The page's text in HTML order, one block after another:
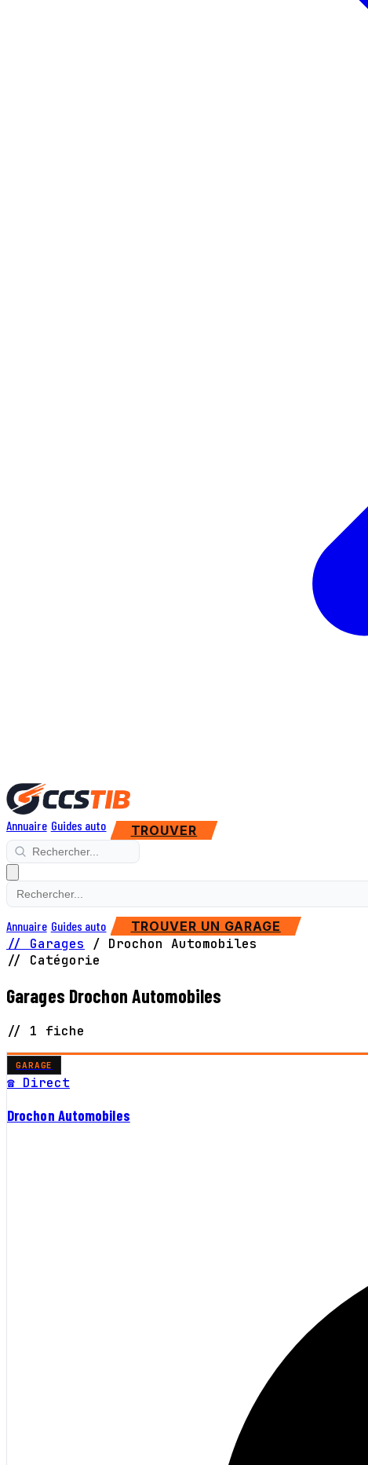
Annuaire Guides auto TROUVER
Annuaire Guides auto TROUVER UN GARAGE
// Garages / Drochon Automobiles
// Catégorie
Garages Drochon Automobiles
// 1 fiche
GARAGE
☎ Direct
Drochon Automobiles